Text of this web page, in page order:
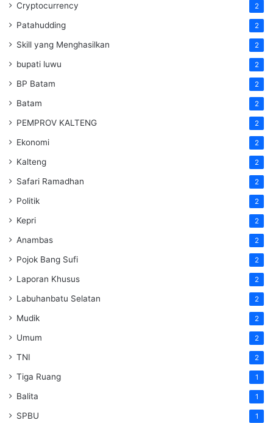
Cryptocurrency 2
Patahudding 2
Skill yang Menghasilkan 2
bupati luwu 2
BP Batam 2
Batam 2
PEMPROV KALTENG 2
Ekonomi 2
Kalteng 2
Safari Ramadhan 2
Politik 2
Kepri 2
Anambas 2
Pojok Bang Sufi 2
Laporan Khusus 2
Labuhanbatu Selatan 2
Mudik 2
Umum 2
TNI 2
Tiga Ruang 1
Balita 1
SPBU 1